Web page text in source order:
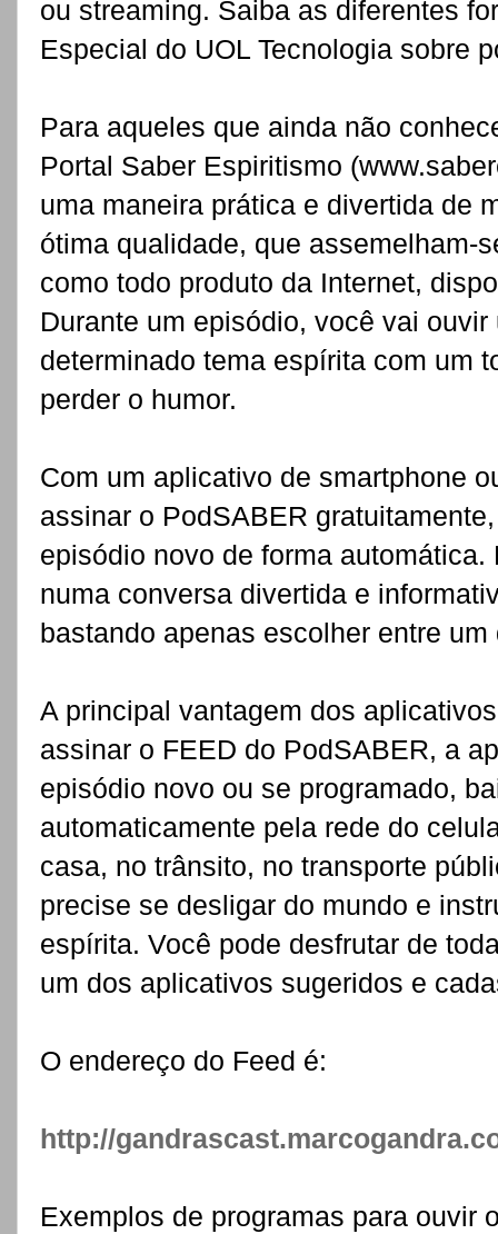
ou streaming. Saiba as diferentes
Especial do UOL Tecnologia sobre
Para aqueles que ainda não
Portal Saber Espiritismo
uma maneira prática e divertida de
ótima qualidade, que assemelham-
como todo produto da Internet,
Durante um episódio, você vai
determinado tema espírita com um
perder o humor.
Com um aplicativo de smartphone
assinar o PodSABER
episódio novo de forma
numa conversa divertida e
bastando apenas escolher entre
A principal vantagem dos
assinar o FEED do PodSABER, a
episódio novo ou se programado,
automaticamente pela rede do
casa, no trânsito, no transporte
precise se desligar do mundo e
espírita. Você pode desfrutar de
um dos aplicativos sugeridos e
O endereço do Feed é:
http://
Exemplos de programas para ouvir